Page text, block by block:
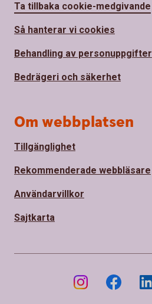
Ta tillbaka cookie-medgivande
Så hanterar vi cookies
Behandling av personuppgifter
Bedrägeri och säkerhet
Om webbplatsen
Tillgänglighet
Rekommenderade webbläsare
Användarvillkor
Sajtkarta